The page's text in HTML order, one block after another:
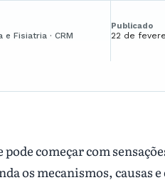
Fisiatria · CRM
Publicado
22 de
começar com
os mecanismos, causas